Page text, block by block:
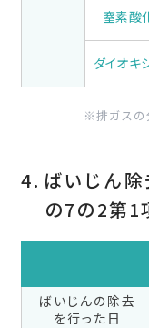
窒素酸
ダイオキ
排ガス
ばいじん
の7の2第1
ばいじんの除去
を行った日